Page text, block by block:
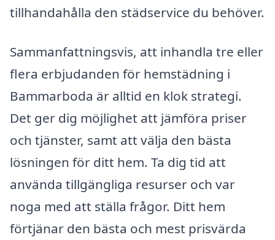
tillhandahålla den städservice du behöver.
Sammanfattningsvis, att inhandla tre eller
flera erbjudanden för hemstädning i
Bammarboda är alltid en klok strategi.
Det ger dig möjlighet att jämföra priser
och tjänster, samt att välja den bästa
lösningen för ditt hem. Ta dig tid att
använda tillgängliga resurser och var
noga med att ställa frågor. Ditt hem
förtjänar den bästa och mest prisvärda